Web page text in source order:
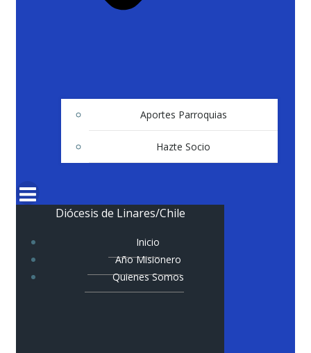
Aportes Parroquias
Hazte Socio
Diócesis de Linares/Chile
Inicio
Año Misionero
Quienes Somos